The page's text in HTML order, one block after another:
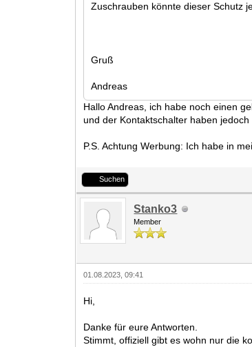
Zuschrauben könnte dieser Schutz
Gruß
Andreas
Hallo Andreas, ich habe noch einen
und der Kontaktschalter haben
P.S. Achtung Werbung: Ich habe in
Suchen
Stanko3
Member
01.08.2023, 09:41
Hi,
Danke für eure Antworten.
Stimmt, offiziell gibt es wohn nur die